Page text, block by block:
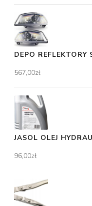
DEPO
567,00zł
JASOL OLEJ
96,00zł